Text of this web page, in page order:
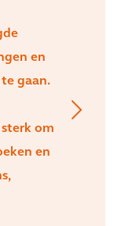
en
gaan.
om
en